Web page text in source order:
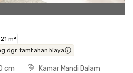
m²
dgn tambahan biaya
cm
Kamar Mandi Dalam